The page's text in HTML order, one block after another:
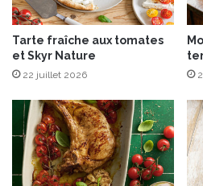
a
r
a
m
b
a
c
a
r
o
t
e
Tarte fraîche aux tomates
et Skyr Nature
22 juillet 2026